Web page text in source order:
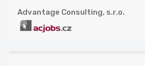
Advantage Consulting, s.r.o.